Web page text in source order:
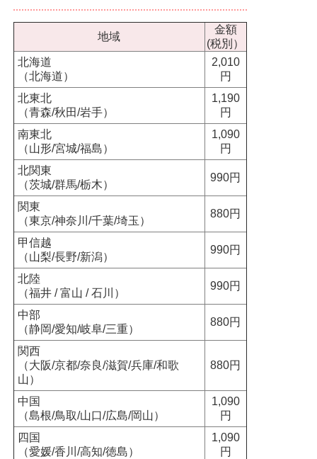
地域
金額
(税別）
北海道
（北海道）
2,010
円
北東北
（青森/秋田/岩手）
1,190
円
南東北
（山形/宮城/福島）
1,090
円
北関東
（茨城/群馬/栃木）
990円
関東
（東京/神奈川/千葉/埼玉）
880円
甲信越
（山梨/長野/新潟）
990円
北陸
（福井 / 富山 / 石川）
990円
中部
（静岡/愛知/岐阜/三重）
880円
関西
（大阪/京都/奈良/滋賀/兵庫/和歌
山）
880円
中国
（島根/鳥取/山口/広島/岡山）
1,090
円
四国
（愛媛/香川/高知/徳島）
1,090
円